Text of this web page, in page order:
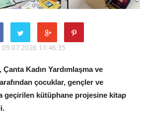
09.07.2026 11:46:35
Kadın Yardımlaşma ve
çocuklar, gençler ve
geçirilen kütüphane projesine kitap